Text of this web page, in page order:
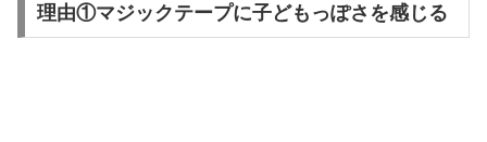
理由①マジックテープに子どもっぽさを感じる